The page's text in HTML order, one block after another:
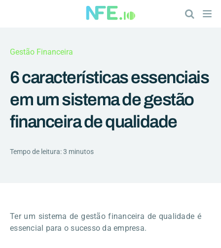
Gestão Financeira
6 características essenciais
em um sistema de gestão
financeira de qualidade
Tempo de leitura: 3 minutos
Ter um sistema de gestão financeira de qualidade é
essencial para o sucesso da empresa.